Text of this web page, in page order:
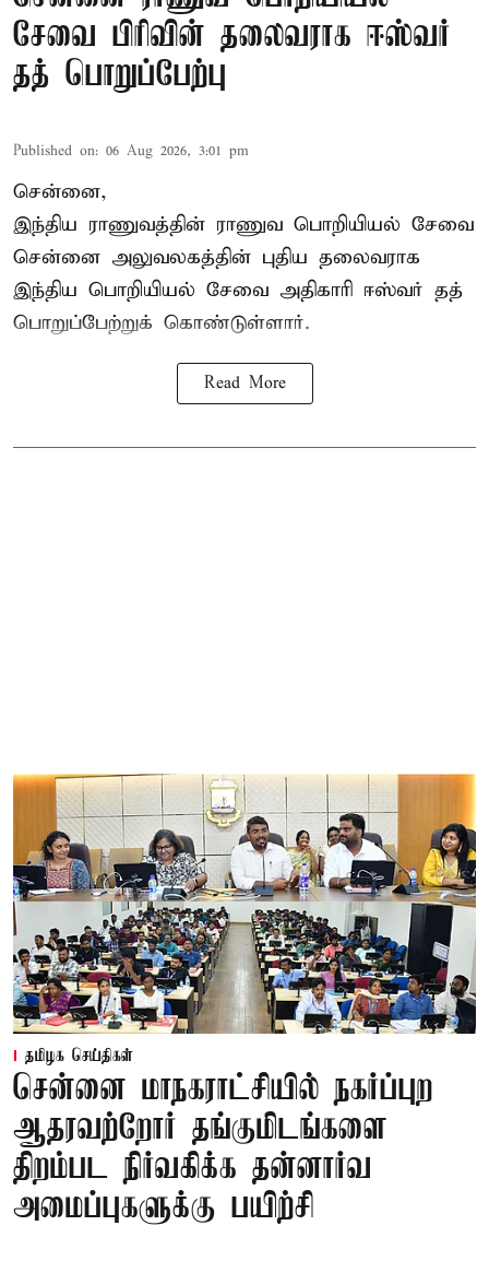
சேவை பிரிவின் தலைவராக ஈஸ்வர்
தத் பொறுப்பேற்பு
Published on: 06 Aug 2026, 3:01 pm
சென்னை,
இந்திய ராணுவத்தின் ராணுவ பொறியியல் சேவை
சென்னை அலுவலகத்தின் புதிய தலைவராக
இந்திய பொறியியல் சேவை அதிகாரி ஈஸ்வர் தத்
பொறுப்பேற்றுக் கொண்டுள்ளார்.
Read More
தமிழக செய்திகள்
சென்னை மாநகராட்சியில் நகர்ப்புற
ஆதரவற்றோர் தங்குமிடங்களை
திறம்பட நிர்வகிக்க தன்னார்வ
அமைப்புகளுக்கு பயிற்சி